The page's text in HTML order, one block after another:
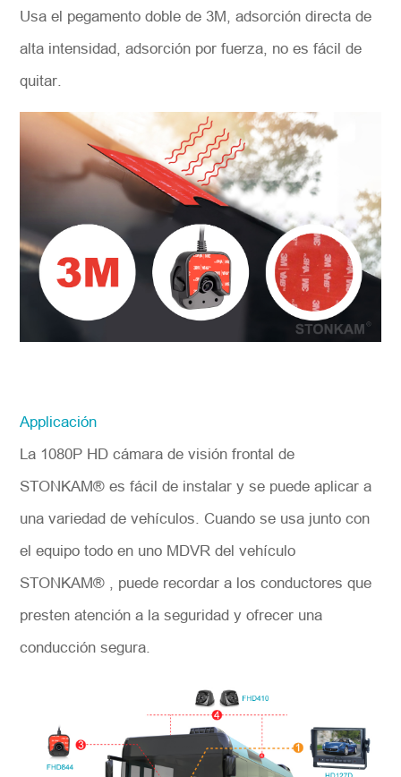
Usa el pegamento doble de 3M, adsorción directa de
alta intensidad, adsorción por fuerza, no es fácil de
quitar.
Applicación
La 1080P HD cámara de visión frontal de
STONKAM® es fácil de instalar y se puede aplicar a
una variedad de vehículos. Cuando se usa junto con
el equipo todo en uno MDVR del vehículo
STONKAM® , puede recordar a los conductores que
presten atención a la seguridad y ofrecer una
conducción segura.